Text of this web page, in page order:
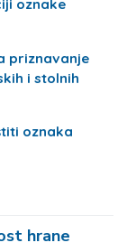
oznake
priznavanje
i stolnih
oznaka
hrane